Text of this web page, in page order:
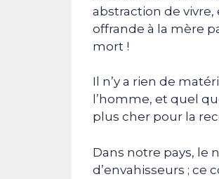
abstraction de
offrande à la mère
mort !
Il n’y a rien de
l’homme, et quel
plus cher pour la
Dans notre pays, le
d’envahisseurs ;